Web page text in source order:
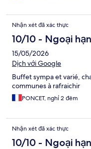
Nhận xét đã xác thực
10/10 - Ngoại
15/05/2026
Dịch với Google
Buffet sympa et varié,
communes à rafraichir
PONCET, nghỉ 2 đêm
Nhận xét đã xác thực
10/10 - Ngoại